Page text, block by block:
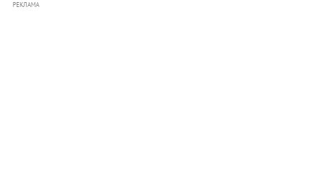
РЕКЛАМА